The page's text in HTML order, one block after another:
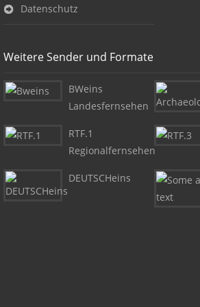
Datenschutz
Weitere Sender und Formate
BWeins
Landesfernsehen
RTF.1
Regionalfernsehen
DEUTSCHeins